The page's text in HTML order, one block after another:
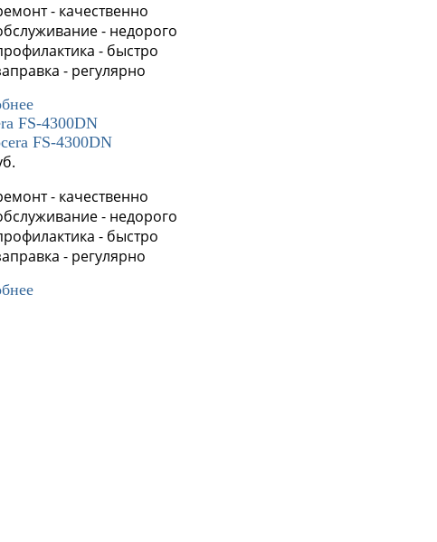
- качественно
- недорого
- быстро
- регулярно
FS-4300DN
- качественно
- недорого
- быстро
- регулярно